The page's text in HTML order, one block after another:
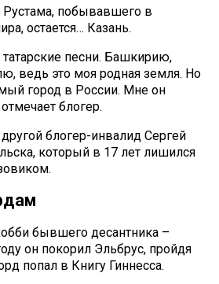
побывавшего в
остается… Казань.
песни. Башкирию,
ведь это моя родная земля. Но
город в России. Мне он
блогер.
блогер-инвалид Сергей
который в 17 лет лишился
бывшего десантника –
он покорил Эльбрус, пройдя
попал в Книгу Гиннесса.